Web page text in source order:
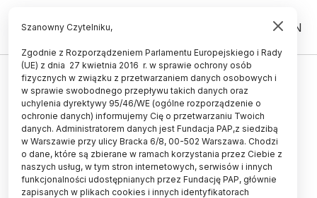
PL EN
ZDROWIE
Dr Król: wirusy Zika, denga, żółtej
febry to jedna rodzina, na którą
warto mieć oko
LUDWIKA TOMALA
06.06.2019
aktualizacja: 11.06.2019
4 minuty czytania
Szanowny Czytelniku,
Zgodnie z Rozporządzeniem Parlamentu Europejskiego i Rady
(UE) z dnia 27 kwietnia 2016 r. w sprawie ochrony osób
fizycznych w związku z przetwarzaniem danych osobowych i
w sprawie swobodnego przepływu takich danych oraz
uchylenia dyrektywy 95/46/WE (ogólne rozporządzenie o
ochronie danych) informujemy Cię o przetwarzaniu Twoich
danych. Administratorem danych jest Fundacja PAP,z siedzibą
w Warszawie przy ulicy Bracka 6/8, 00-502 Warszawa. Chodzi
o dane, które są zbierane w ramach korzystania przez Ciebie z
naszych usług, w tym stron internetowych, serwisów i innych
funkcjonalności udostępnianych przez Fundację PAP, głównie
zapisanych w plikach cookies i innych identyfikatorach